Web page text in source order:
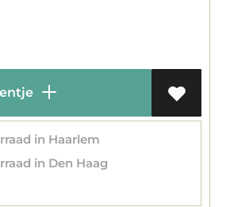
in Haarlem
in Den Haag